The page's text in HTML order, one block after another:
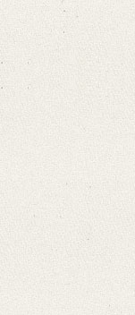
Number
Format:
Language
German